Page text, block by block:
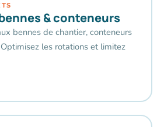
& conteneurs
bennes de chantier, conteneurs
les rotations et limitez